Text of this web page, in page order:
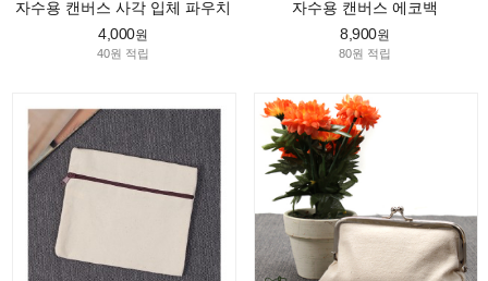
자수용 캔버스 사각 입체 파우치
4,000원
40원 적립
자수용 캔버스 에코백
8,900원
80원 적립